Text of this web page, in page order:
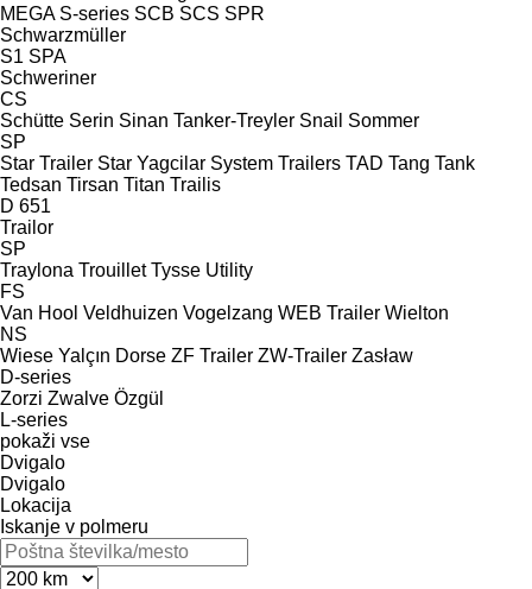
MEGA S-series SCB SCS SPR
Schwarzmüller
S1 SPA
Schweriner
CS
Schütte Serin Sinan Tanker-Treyler Snail Sommer
SP
Star Trailer Star Yagcilar System Trailers TAD Tang Tank
Tedsan Tirsan Titan Trailis
D 651
Trailor
SP
Traylona Trouillet Tysse Utility
FS
Van Hool Veldhuizen Vogelzang WEB Trailer Wielton
NS
Wiese Yalçın Dorse ZF Trailer ZW-Trailer Zasław
D-series
Zorzi Zwalve Özgül
L-series
pokaži vse
Dvigalo
Dvigalo
Lokacija
Iskanje v polmeru